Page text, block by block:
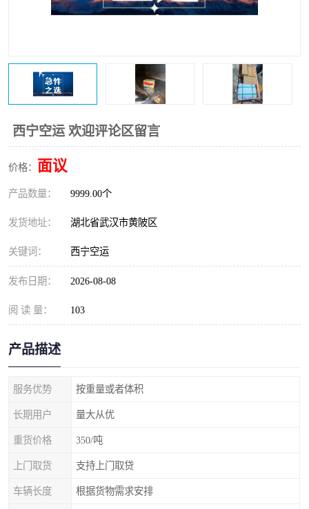
西宁空运 欢迎评论区留言
价格： 面议
产品数量： 9999.00个
发货地址： 湖北省武汉市黄陂区
关键词： 西宁空运
发布日期： 2026-08-08
阅 读 量： 103
产品描述
服务优势 按重量或者体积
长期用户 量大从优
重货价格 350/吨
上门取货 支持上门取贷
车辆长度 根据货物需求安排